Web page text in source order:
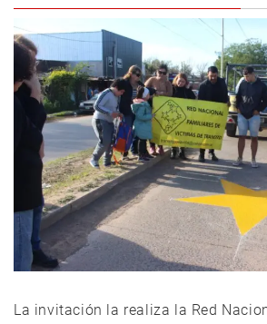
La invitación la realiza la Red